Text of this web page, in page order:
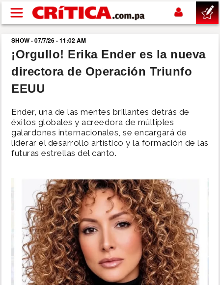
Pasar al contenido principal
buscar
SUCESOS
POLÍTICA
SHOW
MUNDO
INSÓLITAS
MULTIMEDIA
SHOW - 07/7/26 - 11:02 AM
¡Orgullo! Erika Ender es la nueva
directora de Operación Triunfo
EEUU
Ender, una de las mentes brillantes detrás de
éxitos globales y acreedora de múltiples
galardones internacionales, se encargará de
liderar el desarrollo artístico y la formación de las
futuras estrellas del canto.